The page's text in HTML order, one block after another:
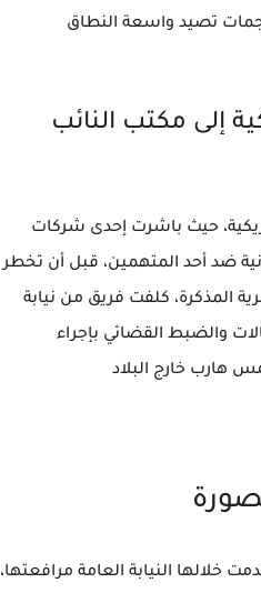
في شن هجمات تصيد واسعة النطاق
إلى مكتب النائب
حيث باشرت إحدى شركات
ضد أحد المتهمين، قبل أن تخطر
المذكرة، كلفت فريق من نيابة
والضبط القضائي بإجراء
هارب خارج البلاد
قدمت خلالها النيابة العامة مرافعتها،